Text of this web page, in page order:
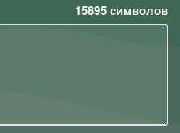
15895символов